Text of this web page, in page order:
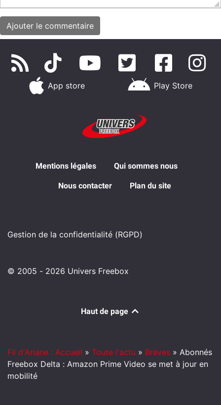
App store Play Store
Mentions légales Qui sommes nous
Nous contacter Plan du site
Gestion de la confidentialité (RGPD)
© 2005 - 2026 Univers Freebox
Haut de page
Fil d'Ariane : Accueil » Toute l'actu » Brèves » Abonnés
Freebox Delta : Amazon Prime Video se met à jour en
mobilité